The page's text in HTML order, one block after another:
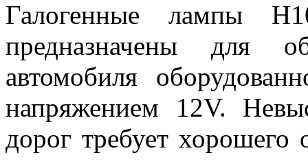
Галогенные лампы
предназначены для
автомобиля
напряжением 12V.
дорог требует хорошего